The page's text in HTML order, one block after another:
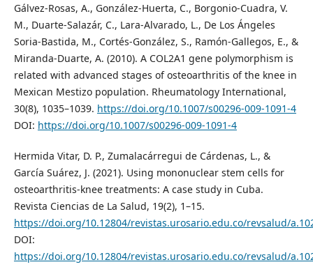
Gálvez-Rosas, A., González-Huerta, C., Borgonio-Cuadra, V.
M., Duarte-Salazár, C., Lara-Alvarado, L., De Los Ángeles
Soria-Bastida, M., Cortés-González, S., Ramón-Gallegos, E., &
Miranda-Duarte, A. (2010). A COL2A1 gene polymorphism is
related with advanced stages of osteoarthritis of the knee in
Mexican Mestizo population. Rheumatology International,
30(8), 1035–1039. https://doi.org/10.1007/s00296-009-1091-4
DOI: https://doi.org/10.1007/s00296-009-1091-4
Hermida Vitar, D. P., Zumalacárregui de Cárdenas, L., &
García Suárez, J. (2021). Using mononuclear stem cells for
osteoarthritis-knee treatments: A case study in Cuba.
Revista Ciencias de La Salud, 19(2), 1–15.
https://doi.org/10.12804/revistas.urosario.edu.co/revsalud/
DOI:
https://doi.org/10.12804/revistas.urosario.edu.co/revsalud/